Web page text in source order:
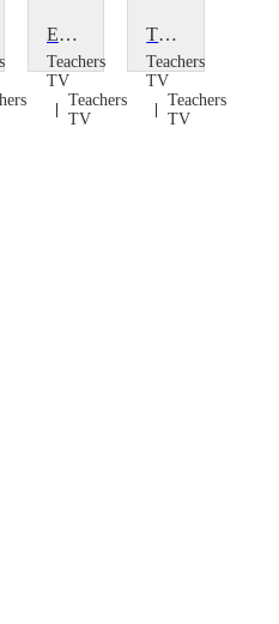
Early Sex Education
Teachers
TV
Teachers
TV
The Struggle for Education in Karamoja
Teachers
TV
Teachers
TV